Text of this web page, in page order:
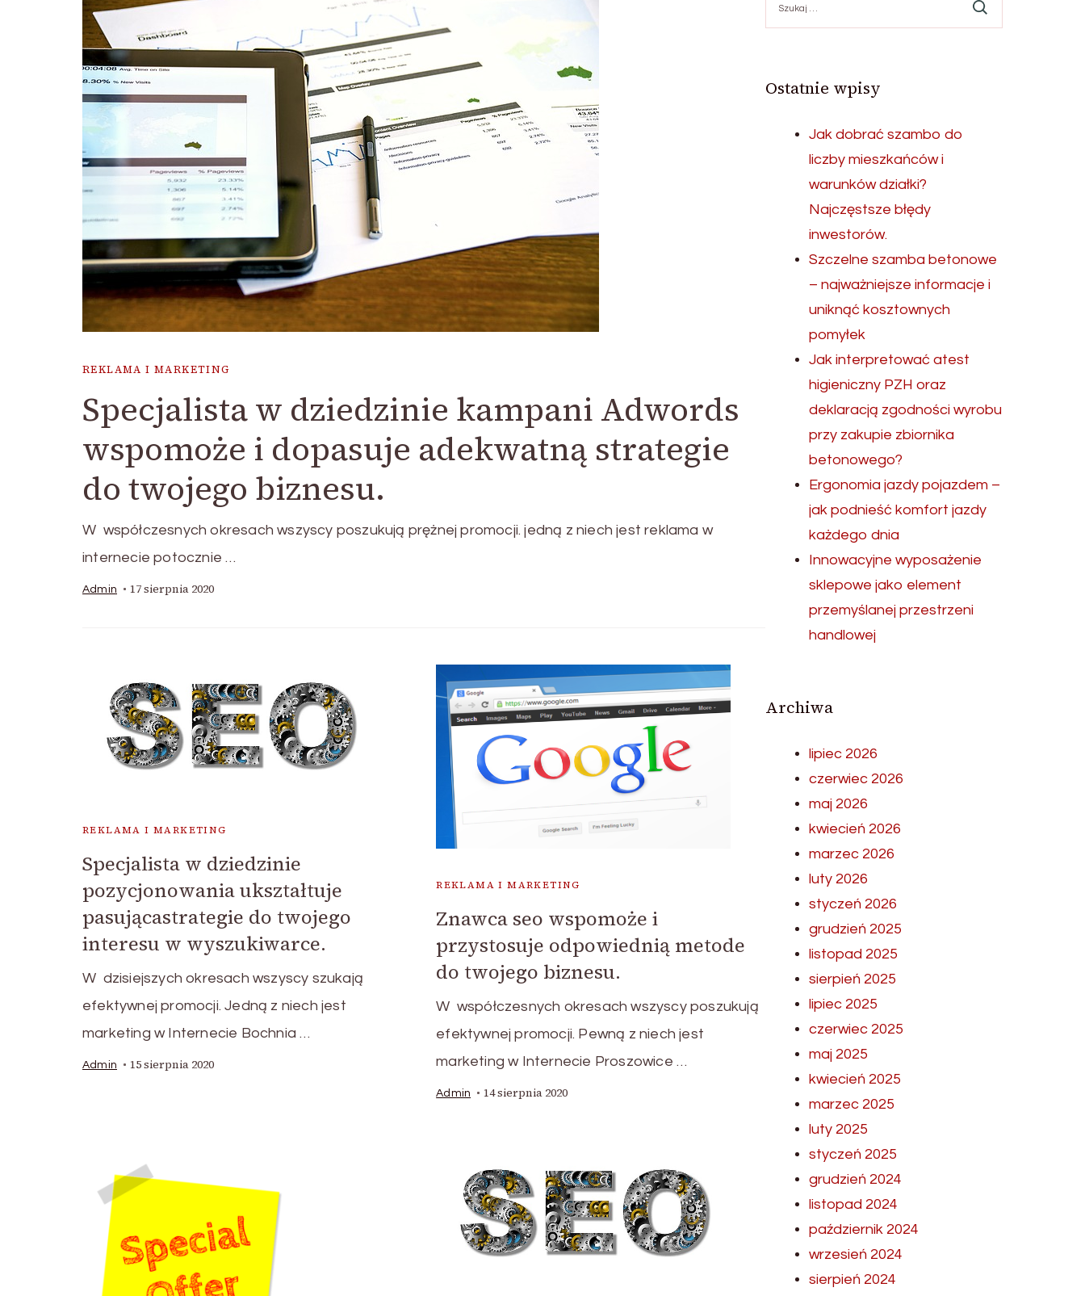
REKLAMA I MARKETING
Specjalista w dziedzinie kampani Adwords
wspomoże i dopasuje adekwatną strategie
do twojego biznesu.
W współczesnych okresach wszyscy poszukują prężnej promocji. jedną z niech jest reklama w
internecie potocznie …
Admin 17 sierpnia 2020
REKLAMA I MARKETING
Specjalista w dziedzinie
pozycjonowania ukształtuje
pasującastrategie do twojego
interesu w wyszukiwarce.
W dzisiejszych okresach wszyscy szukają
efektywnej promocji. Jedną z niech jest
marketing w Internecie Bochnia …
Admin 15 sierpnia 2020
REKLAMA I MARKETING
Znawca seo wspomoże i
przystosuje odpowiednią metode
do twojego biznesu.
W współczesnych okresach wszyscy poszukują
efektywnej promocji. Pewną z niech jest
marketing w Internecie Proszowice …
Admin 14 sierpnia 2020
Ostatnie wpisy
Jak dobrać szambo do
liczby mieszkańców i
warunków działki?
Najczęstsze błędy
inwestorów.
Szczelne szamba betonowe
– najważniejsze informacje i
uniknąć kosztownych
pomyłek
Jak interpretować atest
higieniczny PZH oraz
deklaracją zgodności wyrobu
przy zakupie zbiornika
betonowego?
Ergonomia jazdy pojazdem –
jak podnieść komfort jazdy
każdego dnia
Innowacyjne wyposażenie
sklepowe jako element
przemyślanej przestrzeni
handlowej
Archiwa
lipiec 2026
czerwiec 2026
maj 2026
kwiecień 2026
marzec 2026
luty 2026
styczeń 2026
grudzień 2025
listopad 2025
sierpień 2025
lipiec 2025
czerwiec 2025
maj 2025
kwiecień 2025
marzec 2025
luty 2025
styczeń 2025
grudzień 2024
listopad 2024
październik 2024
wrzesień 2024
sierpień 2024